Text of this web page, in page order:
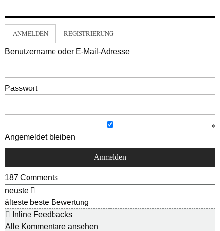
ANMELDEN REGISTRIERUNG
Benutzername oder E-Mail-Adresse
Passwort
Angemeldet bleiben
187 Comments
neuste
älteste beste Bewertung
Inline Feedbacks
Alle Kommentare ansehen